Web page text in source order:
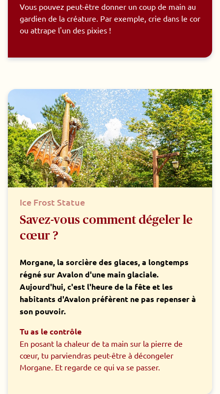
Vous pouvez peut-être donner un coup de main au
gardien de la créature. Par exemple, crie dans le cor
ou attrape l'un des pixies !
Ice Frost Statue
Savez-vous comment dégeler le
cœur ?
Morgane, la sorcière des glaces, a longtemps
régné sur Avalon d'une main glaciale.
Aujourd'hui, c'est l'heure de la fête et les
habitants d'Avalon préfèrent ne pas repenser à
son pouvoir.
Tu as le contrôle
En posant la chaleur de ta main sur la pierre de
cœur, tu parviendras peut-être à décongeler
Morgane. Et regarde ce qui va se passer.